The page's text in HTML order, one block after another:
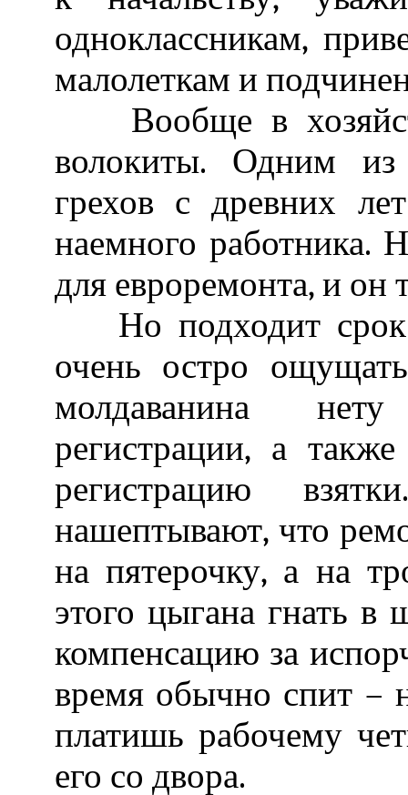
одноклассникам,
малолеткам и
Вообще в
волокиты. Одним
грехов с древних
наемного работника.
для евроремонта, и он
Но подходит срок
очень остро
молдаванина
регистрации, а
регистрацию
нашептывают, что
на пятерочку, а на
этого цыгана гнать в
компенсацию за
время обычно спит –
платишь рабочему
его со двора.